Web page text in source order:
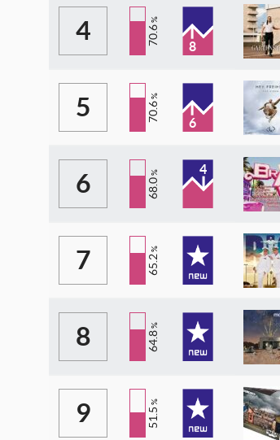
4 70.6
%
8
5 70.6
%
6
6 68.0
% 4
7 65.2
%
8 64.8
%
9 51.5
%